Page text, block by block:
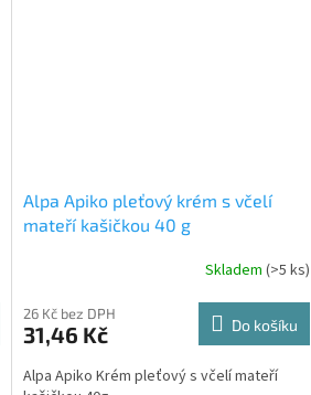
Alpa Apiko pleťový krém s včelí
mateří kašičkou 40 g
Skladem (>5 ks)
26 Kč bez DPH
31,46 Kč Do košíku
Alpa Apiko Krém pleťový s včelí mateří